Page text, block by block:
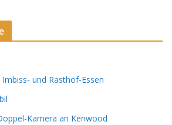
und Rasthof-Essen
Kamera an Kenwood